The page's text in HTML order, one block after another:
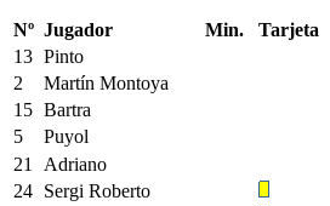
Nº Jugador Min. Tarjeta
13 Pinto
2
Martín Montoya
15 Bartra
5
Puyol
21
Adriano
24 Sergi Roberto